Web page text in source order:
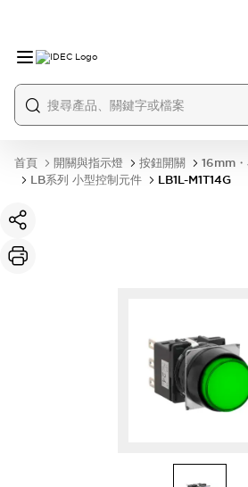
首頁 開關與指示燈 按鈕開關
16mm
LB系列 小型控制元件
LB1L-M1T14G